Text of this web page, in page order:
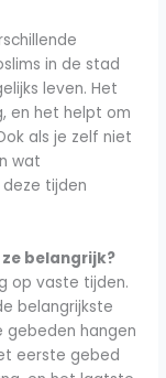
in de stad
leven. Het
en het helpt om
als je zelf niet
wat
tijden
belangrijk?
op vaste tijden.
belangrijkste
gebeden hangen
eerste gebed